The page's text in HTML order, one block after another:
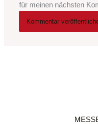
für meinen nächsten